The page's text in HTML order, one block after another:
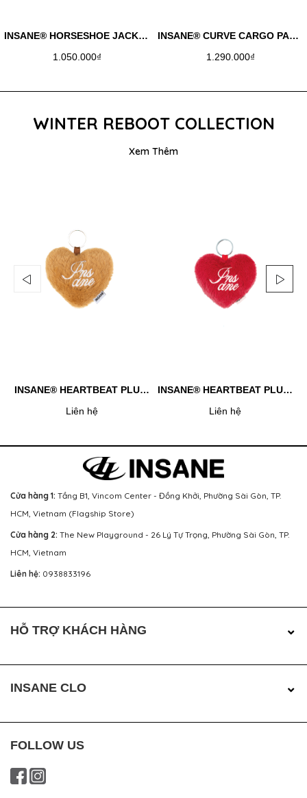
INSANE® HORSESHOE JACKET - WINTER CAMO
1.050.000₫
INSANE® CURVE CARGO PANTS
1.290.000₫
WINTER REBOOT COLLECTION
Xem Thêm
INSANE® HEARTBEAT PLUSH KEYCHAIN - BROWN
Liên hệ
INSANE® HEARTBEAT PLUSH KEYCHAIN - RED
Liên hệ
Cửa hàng 1: Tầng B1, Vincom Center - Đồng Khởi, Phường Sài Gòn, TP.
HCM, Vietnam (Flagship Store)
Cửa hàng 2: The New Playground - 26 Lý Tự Trọng, Phường Sài Gòn, TP.
HCM, Vietnam
Liên hệ: 0938833196
HỖ TRỢ KHÁCH HÀNG
INSANE CLO
FOLLOW US